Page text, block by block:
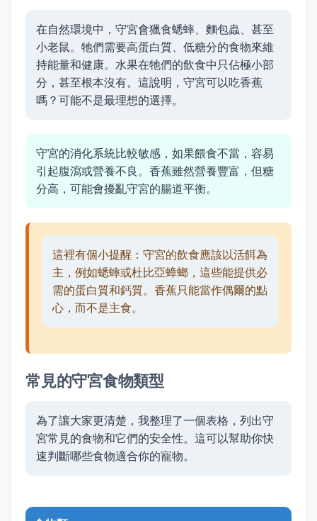
在自然環境中，守宮會獵食蟋蟀、麵包蟲、甚至
小老鼠。牠們需要高蛋白質、低糖分的食物來維
持能量和健康。水果在牠們的飲食中只佔極小部
分，甚至根本沒有。這說明，守宮可以吃香蕉
嗎？可能不是最理想的選擇。
守宮的消化系統比較敏感，如果餵食不當，容易
引起腹瀉或營養不良。香蕉雖然營養豐富，但糖
分高，可能會擾亂守宮的腸道平衡。
這裡有個小提醒：守宮的飲食應該以活餌為
主，例如蟋蟀或杜比亞蟑螂，這些能提供必
需的蛋白質和鈣質。香蕉只能當作偶爾的點
心，而不是主食。
常見的守宮食物類型
為了讓大家更清楚，我整理了一個表格，列出守
宮常見的食物和它們的安全性。這可以幫助你快
速判斷哪些食物適合你的寵物。